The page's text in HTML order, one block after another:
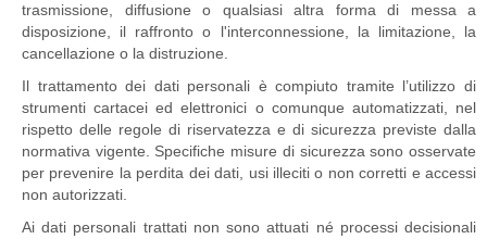
trasmissione, diffusione o qualsiasi altra forma di messa a
disposizione, il raffronto o l'interconnessione, la limitazione, la
cancellazione o la distruzione.
Il trattamento dei dati personali è compiuto tramite l’utilizzo di
strumenti cartacei ed elettronici o comunque automatizzati, nel
rispetto delle regole di riservatezza e di sicurezza previste dalla
normativa vigente. Specifiche misure di sicurezza sono osservate
per prevenire la perdita dei dati, usi illeciti o non corretti e accessi
non autorizzati.
Ai dati personali trattati non sono attuati né processi decisionali